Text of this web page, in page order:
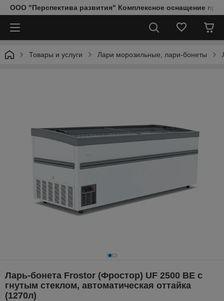
ООО "Перспектива развития" Комплексное оснащение
Товары и услуги Лари морозильные, лари-бонеты
Ларь-бонета Frostor (Фростор) UF 2500 BE с
гнутым стеклом, автоматическая оттайка
(1270л)